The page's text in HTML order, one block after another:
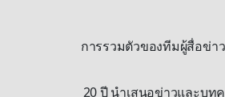
การรวมตัวของทีมผู้สื่อข่า
20 ปี นำเสนอข่าวและบท